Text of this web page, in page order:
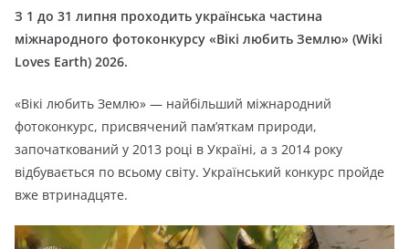
З 1 до 31 липня проходить українська частина
міжнародного фотоконкурсу «Вікі любить Землю» (Wiki
Loves Earth) 2026.
«Вікі любить Землю» — найбільший міжнародний
фотоконкурс, присвячений пам’яткам природи,
започаткований у 2013 році в Україні, а з 2014 року
відбувається по всьому світу. Український конкурс пройде
вже втринадцяте.